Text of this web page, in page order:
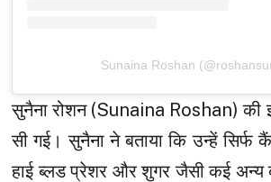
Sunaina Roshan
सुनैना रोशन (Sunaina Roshan) की
सी गई। सुनैना ने बताया कि उन्हें सिर्फ
हाई ब्लड प्रेशर और शुगर जैसी कई अन्य